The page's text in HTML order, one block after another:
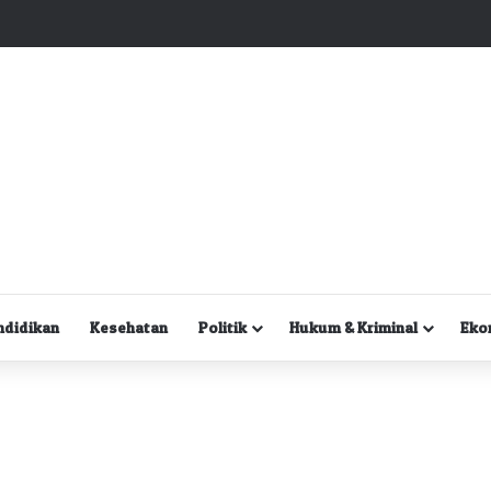
Kesehatan Politik Hukum & Kriminal